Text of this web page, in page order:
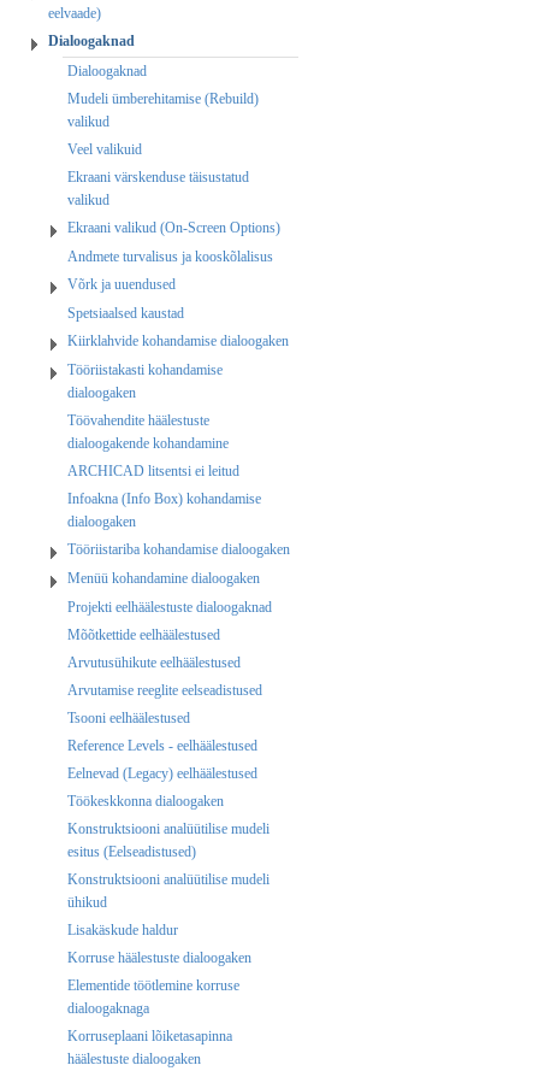
eelvaade)
Dialoogaknad
Dialoogaknad
Mudeli ümberehitamise (Rebuild)
valikud
Veel valikuid
Ekraani värskenduse täisustatud
valikud
Ekraani valikud (On-Screen Options)
Andmete turvalisus ja kooskõlalisus
Võrk ja uuendused
Spetsiaalsed kaustad
Kiirklahvide kohandamise dialoogaken
Tööriistakasti kohandamise
dialoogaken
Töövahendite häälestuste
dialoogakende kohandamine
ARCHICAD litsentsi ei leitud
Infoakna (Info Box) kohandamise
dialoogaken
Tööriistariba kohandamise dialoogaken
Menüü kohandamine dialoogaken
Projekti eelhäälestuste dialoogaknad
Mõõtkettide eelhäälestused
Arvutusühikute eelhäälestused
Arvutamise reeglite eelseadistused
Tsooni eelhäälestused
Reference Levels - eelhäälestused
Eelnevad (Legacy) eelhäälestused
Töökeskkonna dialoogaken
Konstruktsiooni analüütilise mudeli
esitus (Eelseadistused)
Konstruktsiooni analüütilise mudeli
ühikud
Lisakäskude haldur
Korruse häälestuste dialoogaken
Elementide töötlemine korruse
dialoogaknaga
Korruseplaani lõiketasapinna
häälestuste dialoogaken